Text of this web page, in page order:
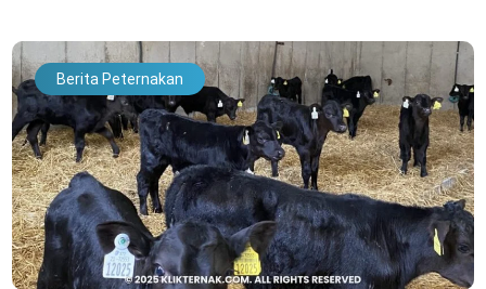
Berita Peternakan